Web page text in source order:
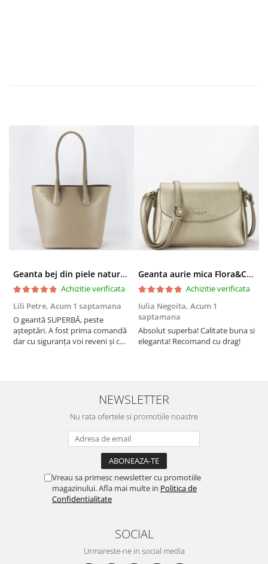
Geanta bej din piele naturala 8966 123
Achizitie verificata
Lili Petre, Acum 1 saptamana
O geantă SUPERBĂ, peste
așteptări. A fost prima comandă
dar cu siguranța voi reveni și cu
doua zi). RECOMAND SOFILINE!!!
Geanta aurie mica Flora&CO Paris H6930 16
Achizitie verificata
Iulia Negoita, Acum 1
saptamana
Absolut superba! Calitate buna si
eleganta! Recomand cu drag!
NEWSLETTER
Nu rata ofertele si promotiile noastre
Vreau sa primesc newsletter cu promotiile
magazinului. Afla mai multe in Politica de
Confidentialitate
SOCIAL
Urmareste-ne in social media